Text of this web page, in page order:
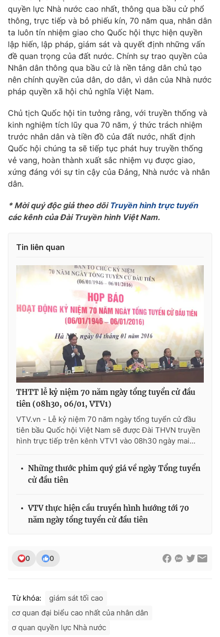
quyền lực Nhà nước cao nhất, thông qua bầu cử phổ
thông, trực tiếp và bỏ phiếu kín, 70 năm qua, nhân dân
ta luôn tín nhiệm giao cho Quốc hội thực hiện quyền
lập hiến, lập pháp, giám sát và quyết định những vấn
đề quan trọng của đất nước. Chính sự trao quyền của
Nhân dân thông qua bầu cử là nền tảng dân chủ tạo
nên chính quyền của dân, do dân, vì dân của Nhà nước
pháp quyền xã hội chủ nghĩa Việt Nam.
Chủ tịch Quốc hội tin tưởng rằng, với truyền thống và
kinh nghiệm tích lũy qua 70 năm, ý thức trách nhiệm
trước nhân dân và tiền đồ của đất nước, nhất định
Quốc hội chúng ta sẽ tiếp tục phát huy truyền thống
vẻ vang, hoàn thành xuất sắc nhiệm vụ được giao,
xứng đáng với sự tin cậy của Đảng, Nhà nước và nhân
dân.
* Mời quý độc giả theo dõi Truyền hình trực tuyến
các kênh của Đài Truyền hình Việt Nam.
Tin liên quan
THTT lễ kỷ niệm 70 năm ngày tổng tuyển cử đầu
tiên (08h30, 06/01, VTV1)
VTV.vn - Lễ kỷ niệm 70 năm ngày tổng tuyển cử đầu
tiên bầu Quốc hội Việt Nam sẽ được Đài THVN truyền
hình trực tiếp trên kênh VTV1 vào 08h30 ngày mai...
Những thước phim quý giá về ngày Tổng tuyển
cử đầu tiên
VTV thực hiện cầu truyền hình hướng tới 70
năm ngày tổng tuyển cử đầu tiên
0 0
Từ khóa:
giám sát tối cao
cơ quan đại biểu cao nhất của nhân dân
ơ quan quyền lực Nhà nước